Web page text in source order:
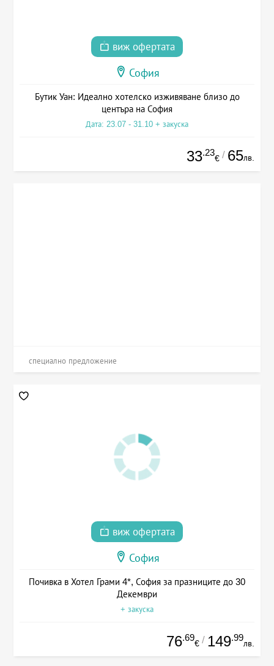
виж офертата
София
Бутик Уан: Идеално хотелско изживяване близо до
центъра на София
Дата: 23.07 - 31.10 + закуска
33.23
€ / 65лв.
специално предложение
виж офертата
София
Почивка в Хотел Грами 4*, София за празниците до 30
Декември
+ закуска
76.69
€ / 149.99
лв.